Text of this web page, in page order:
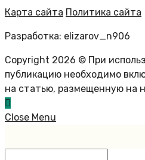
Карта сайта Политика сайта
Разработка: elizarov_n906
Copyright 2026 © При
публикацию необходимо
на статью, размещенную на
Close Menu